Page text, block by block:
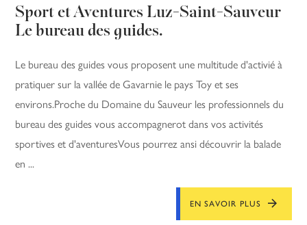
Sport et Aventures Luz-Saint-Sauveur
Le bureau des guides.
Le bureau des guides vous proposent une multitude d'activié à
pratiquer sur la vallée de Gavarnie le pays Toy et ses
environs.Proche du Domaine du Sauveur les professionnels du
bureau des guides vous accompagnerot dans vos activités
sportives et d'aventuresVous pourrez ansi découvrir la balade
en ...
EN SAVOIR PLUS